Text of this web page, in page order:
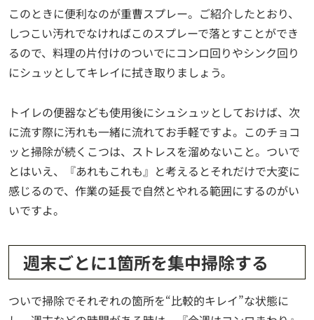
このときに便利なのが重曹スプレー。ご紹介したとおり、
しつこい汚れでなければこのスプレーで落とすことができ
るので、料理の片付けのついでにコンロ回りやシンク回り
にシュッとしてキレイに拭き取りましょう。
トイレの便器なども使用後にシュシュッとしておけば、次
に流す際に汚れも一緒に流れてお手軽ですよ。このチョコ
ッと掃除が続くこつは、ストレスを溜めないこと。ついで
とはいえ、『あれもこれも』と考えるとそれだけで大変に
感じるので、作業の延長で自然とやれる範囲にするのがい
いですよ。
週末ごとに1箇所を集中掃除する
ついで掃除でそれぞれの箇所を“比較的キレイ”な状態に